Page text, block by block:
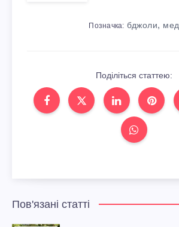
Позначка: бджоли, мед
Поділіться статтею:
Пов'язані статті